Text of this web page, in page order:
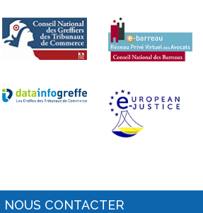
NOUS CONTACTER